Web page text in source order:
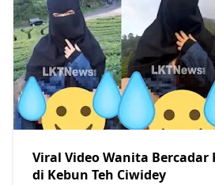
Viral Video Wanita Bercadar
di Kebun Teh Ciwidey